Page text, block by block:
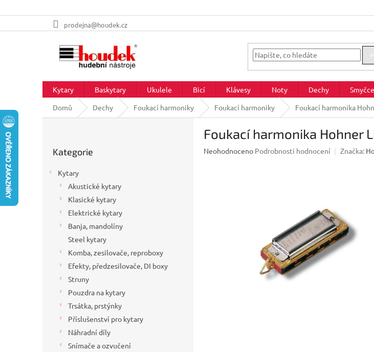
na
prodejna@houdek.cz
Kytary Baskytary Ukulele Bicí Klávesy Noty Dechy Smyčce
Domů
Dechy Foukací harmoniky Foukací harmoniky Foukací harmonika
kategorie
Kategorie
Kytary
Akustické kytary
Klasické kytary
Elektrické kytary
Banja, mandolíny
Steel kytary
Komba, zesilovače, reproboxy
Efekty, předzesilovače, DI boxy
Struny
Pouzdra na kytary
Trsátka, prstýnky
Příslušenství pro kytary
Náhradní díly
Snímače a ozvučení
Foukací harmonika Hohner
Průměrné
Neohodnoceno Podrobnosti hodnocení Značka: